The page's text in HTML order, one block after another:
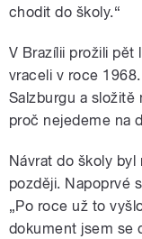
chodit do školy.“
V Brazílii prožili pět
vraceli v roce
Salzburgu a složitě
proč nejedeme na
Návrat do školy byl
později. Napoprvé
„Po roce už to
dokument jsem se